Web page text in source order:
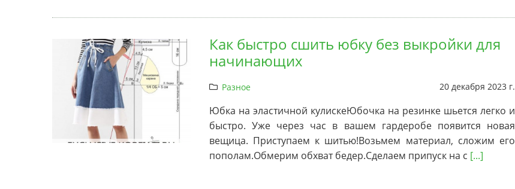
Как быстро сшить юбку без выкройки для
начинающих
Разное 20 декабря 2023 г.
Юбка на эластичной кулискеЮбочка на резинке шьется легко и
быстро. Уже через час в вашем гардеробе появится новая
вещица. Приступаем к шитью!Возьмем материал, сложим его
пополам.Обмерим обхват бедер.Сделаем припуск на с [...]